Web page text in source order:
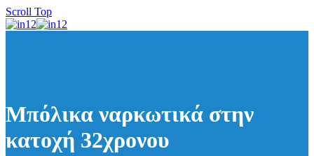
Scroll Top
Μπόλικα ναρκωτικά στην
κατοχή 32χρονου